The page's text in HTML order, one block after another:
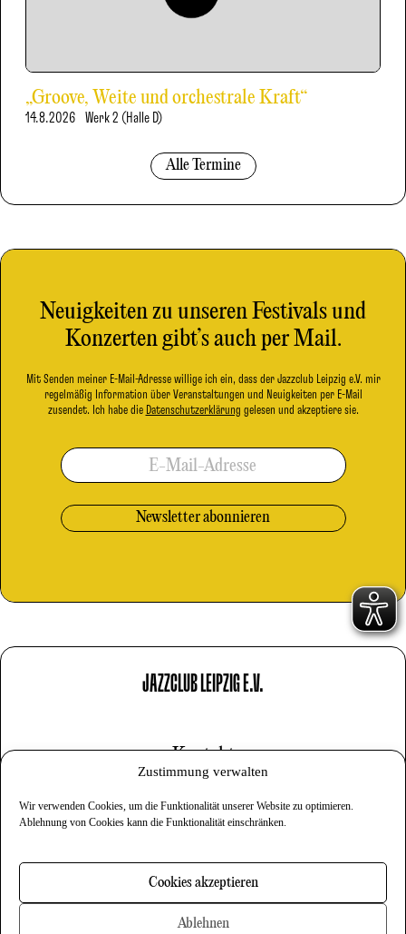
Zustimmung verwalten
Wir verwenden Cookies, um die Funktionalität unserer Website zu optimieren.
Ablehnung von Cookies kann die Funktionalität einschränken.
Cookies akzeptieren
Ablehnen
„Groove, Weite und orchestrale Kraft“
14.8.2026 Werk 2 (Halle D)
Alle Termine
Neuigkeiten zu unseren Festivals und
Konzerten gibt’s auch per Mail.
Mit Senden meiner E-Mail-Adresse willige ich ein, dass der Jazzclub Leipzig e.V. mir
regelmäßig Information über Veranstaltungen und Neuigkeiten per E-Mail
zusendet. Ich habe die Datenschutzerklärung gelesen und akzeptiere sie.
E-Mail-Adresse
JAZZCLUB LEIPZIG E.V.
Kontakt
Datenschutz
Newsletter